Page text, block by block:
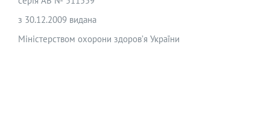
з 30.12.2009 видана
Міністерством охорони здоров’я України